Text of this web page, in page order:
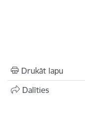
Drukāt lapu
Dalīties